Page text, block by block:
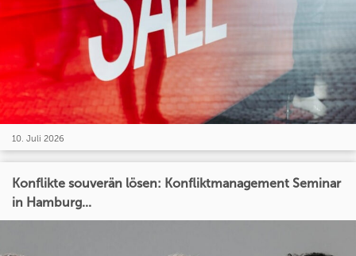
10. Juli 2026
Konflikte souverän lösen: Konfliktmanagement Seminar
in Hamburg...